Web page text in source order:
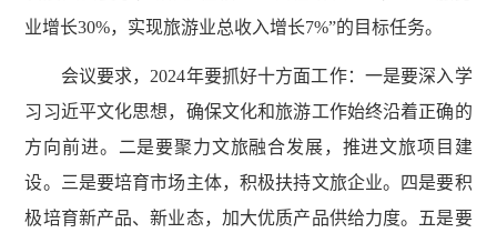
业增长30%，实现旅游业总收入增长7%”的目标任务。
会议要求，2024年要抓好十方面工作：一是要深入学
习习近平文化思想，确保文化和旅游工作始终沿着正确的
方向前进。二是要聚力文旅融合发展，推进文旅项目建
设。三是要培育市场主体，积极扶持文旅企业。四是要积
极培育新产品、新业态，加大优质产品供给力度。五是要